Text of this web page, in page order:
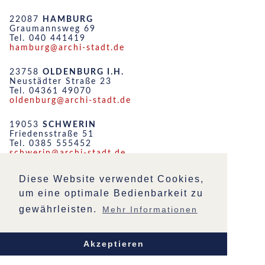
Diese Website verwendet Cookies,
um eine optimale Bedienbarkeit zu
gewährleisten.
Mehr Informationen
Akzeptieren
22087
HAMBURG
Graumannsweg 69
Tel. 040 441419
hamburg@archi-stadt.de
23758 OLDENBURG I.H.
Neustädter Straße 23
Tel. 04361 49070
oldenburg@archi-stadt.de
19053 SCHWERIN
Friedensstraße 51
Tel. 0385 555452
schwerin@archi-stadt.de
STARTSEITE
IMPRESSUM
DATENSCHUTZ